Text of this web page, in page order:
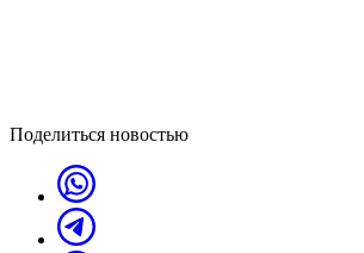
Поделиться новостью